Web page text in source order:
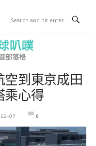
到東京成田
乘心得
07 0